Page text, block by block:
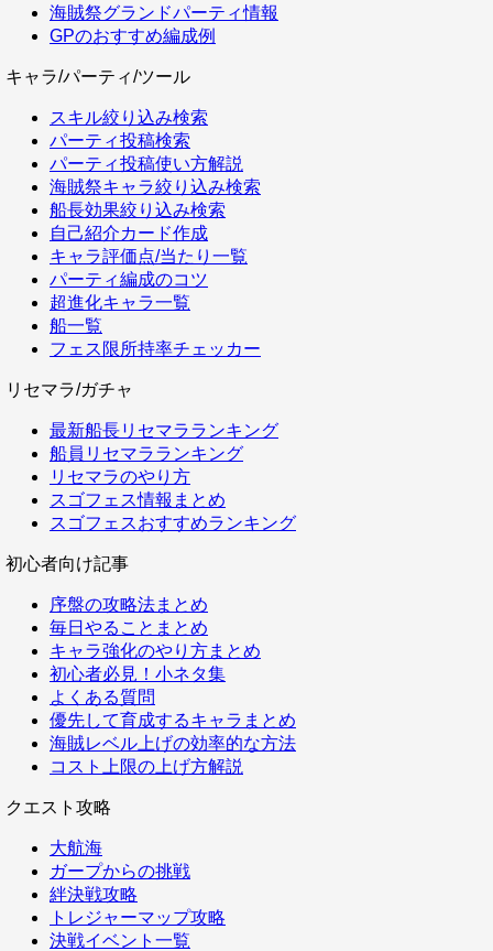
海賊祭グランドパーティ情報
GPのおすすめ編成例
キャラ/パーティ/ツール
スキル絞り込み検索
パーティ投稿検索
パーティ投稿使い方解説
海賊祭キャラ絞り込み検索
船長効果絞り込み検索
自己紹介カード作成
キャラ評価点/当たり一覧
パーティ編成のコツ
超進化キャラ一覧
船一覧
フェス限所持率チェッカー
リセマラ/ガチャ
最新船長リセマラランキング
船員リセマラランキング
リセマラのやり方
スゴフェス情報まとめ
スゴフェスおすすめランキング
初心者向け記事
序盤の攻略法まとめ
毎日やることまとめ
キャラ強化のやり方まとめ
初心者必見！小ネタ集
よくある質問
優先して育成するキャラまとめ
海賊レベル上げの効率的な方法
コスト上限の上げ方解説
クエスト攻略
大航海
ガープからの挑戦
絆決戦攻略
トレジャーマップ攻略
決戦イベント一覧